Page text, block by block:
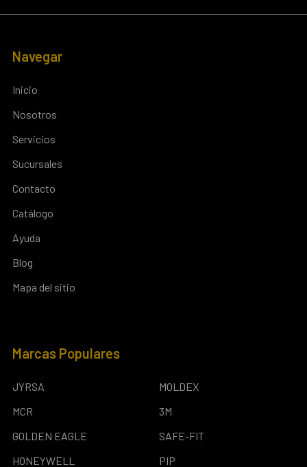
Navegar
Inicio
Nosotros
Servicios
Sucursales
Contacto
Catálogo
Ayuda
Blog
Mapa del sitio
Marcas Populares
JYRSA
MCR
GOLDEN EAGLE
HONEYWELL
MOLDEX
3M
SAFE-FIT
PIP